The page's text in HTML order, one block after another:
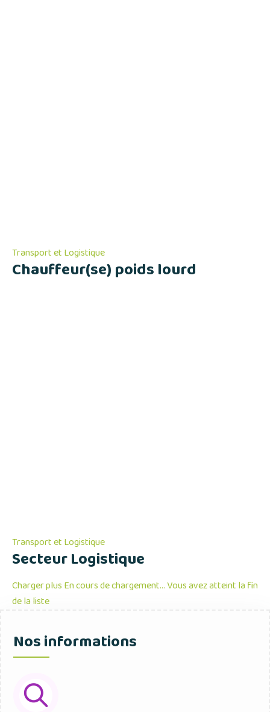
Transport et Logistique
Chauffeur(se) poids lourd
Transport et Logistique
Secteur Logistique
Charger plus En cours de chargement…Vous avez atteint la fin
de la liste
Nos informations